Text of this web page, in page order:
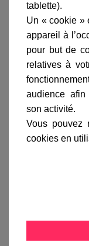
En savoir
gris-Roger
diffuseur en
PMMA, à
Depuis plus
garantit ses
tablette).
Un « cookie »
appareil à
pour but de
relatives à
audience afin
son activité.
Vous pouvez
cookies en